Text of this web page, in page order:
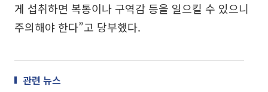
게 섭취하면 복통이나 구역감 등을 일으킬 수 있으니
주의해야 한다”고 당부했다.
관련 뉴스